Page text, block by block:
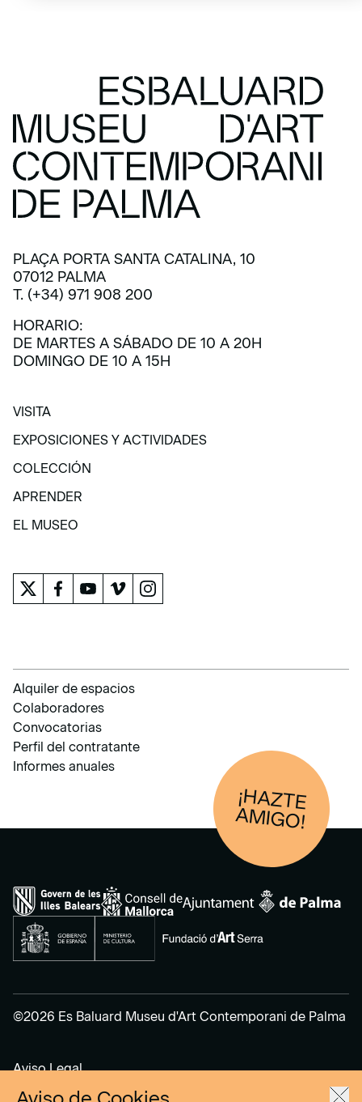
PLAÇA PORTA SANTA CATALINA, 10
07012 PALMA
T. (+34) 971 908 200
HORARIO:
DE MARTES A SÁBADO DE 10 A 20H
DOMINGO DE 10 A 15H
VISITA
VISITA
EXPOSICIONES Y ACTIVIDADES
EXPOSICIONES Y ACTIVIDADES
COLECCIÓN
COLECCIÓN
APRENDER
APRENDER
EL MUSEO
Alquiler de espacios
Colaboradores
Convocatorias
Perfil del contratante
Informes anuales
¡HAZTE
AM
IGO!
©2026 Es Baluard Museu d'Art Contemporani de Palma
Aviso Legal
Política de Privacidad